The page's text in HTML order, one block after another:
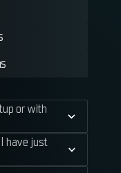
or with
have just